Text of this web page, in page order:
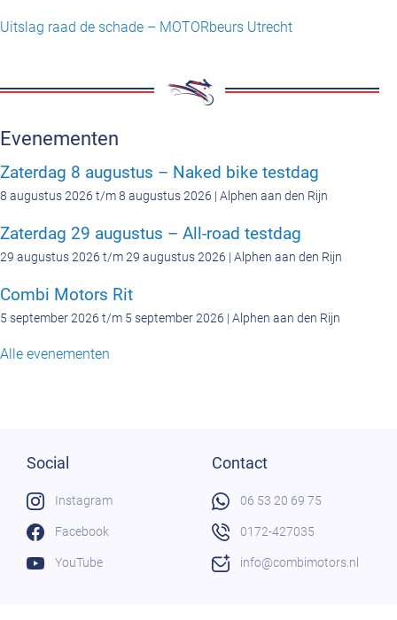
Uitslag raad de schade – MOTORbeurs Utrecht
Evenementen
Zaterdag 8 augustus – Naked bike testdag
8 augustus 2026 t/m 8 augustus 2026 | Alphen aan den Rijn
Zaterdag 29 augustus – All-road testdag
29 augustus 2026 t/m 29 augustus 2026 | Alphen aan den Rijn
Combi Motors Rit
5 september 2026 t/m 5 september 2026 | Alphen aan den Rijn
Alle evenementen
Social
Instagram
Facebook
YouTube
Contact
06 53 20 69 75
0172-427035
info@combimotors.nl